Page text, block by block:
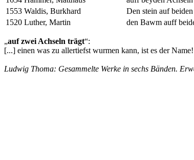
1553 Waldis, Burkhard
Den stein auf
1520 Luther, Martin den Bawm auff
„auf zwei Achseln trägt“:
[...] einen was zu allertiefst wurmen kann, ist es der
Ludwig Thoma: Gesammelte Werke in sechs Bänden.